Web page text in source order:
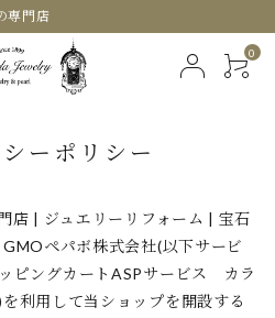
専門店
0
ーポリシー
店 | ジュエリーリフォーム | 宝石
GMOペパボ株式会社(以下サービ
ピングカートASPサービス カラ
利用して当ショップを開設する